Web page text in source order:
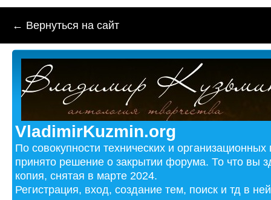
← Вернуться на сайт
VladimirKuzmin.org
По совокупности технических и
принято решение о закрытии форума. То что вы
копия, снятая в марте 2024.
Регистрация, вход, создание тем, поиск и тд в